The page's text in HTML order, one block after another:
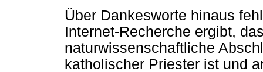
Über Dankesworte hinaus
Internet-Recherche ergibt,
naturwissenschaftliche
katholischer Priester ist und